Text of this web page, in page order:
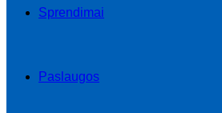
Sprendimai
Paslaugos